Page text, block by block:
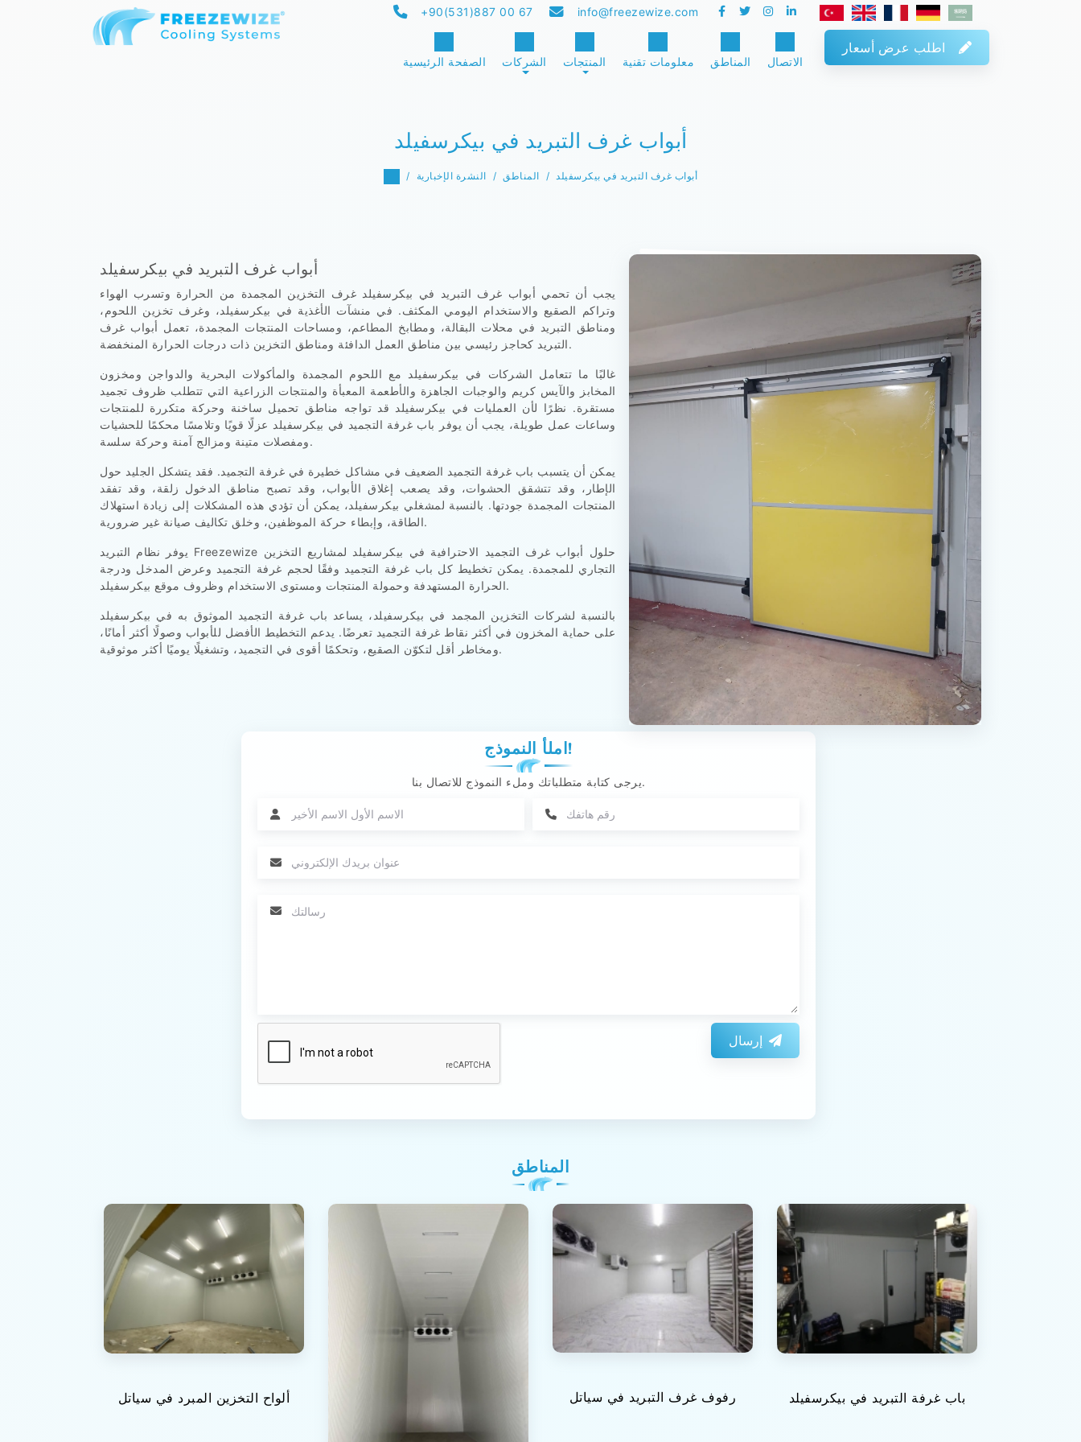
+90(531)887 00 67 info@freezewize.com
الصفحة الرئيسية الشركات المنتجات معلومات تقنية المناطق الاتصال
اطلب عرض أسعار
أبواب غرف التبريد في بيكرسفيلد
النشرة الإخبارية المناطق أبواب غرف التبريد في بيكرسفيلد
أبواب غرف التبريد في بيكرسفيلد
يجب أن تحمي أبواب غرف التبريد في بيكرسفيلد غرف التخزين المجمدة من الحرارة وتسرب الهواء
وتراكم الصقيع والاستخدام اليومي المكثف. في منشآت الأغذية في بيكرسفيلد، وغرف تخزين اللحوم،
ومناطق التبريد في محلات البقالة، ومطابخ المطاعم، ومساحات المنتجات المجمدة، تعمل أبواب غرف
التبريد كحاجز رئيسي بين مناطق العمل الدافئة ومناطق التخزين ذات درجات الحرارة المنخفضة.
غالبًا ما تتعامل الشركات في بيكرسفيلد مع اللحوم المجمدة والمأكولات البحرية والدواجن ومخزون
المخابز والآيس كريم والوجبات الجاهزة والأطعمة المعبأة والمنتجات الزراعية التي تتطلب ظروف تجميد
مستقرة. نظرًا لأن العمليات في بيكرسفيلد قد تواجه مناطق تحميل ساخنة وحركة متكررة للمنتجات
وساعات عمل طويلة، يجب أن يوفر باب غرفة التجميد في بيكرسفيلد عزلًا قويًا وتلامسًا محكمًا للحشيات
ومفصلات متينة ومزالج آمنة وحركة سلسة.
يمكن أن يتسبب باب غرفة التجميد الضعيف في مشاكل خطيرة في غرفة التجميد. فقد يتشكل الجليد حول
الإطار، وقد تتشقق الحشوات، وقد يصعب إغلاق الأبواب، وقد تصبح مناطق الدخول زلقة، وقد تفقد
المنتجات المجمدة جودتها. بالنسبة لمشغلي بيكرسفيلد، يمكن أن تؤدي هذه المشكلات إلى زيادة استهلاك
الطاقة، وإبطاء حركة الموظفين، وخلق تكاليف صيانة غير ضرورية.
يوفر نظام التبريد Freezewize حلول أبواب غرف التجميد الاحترافية في بيكرسفيلد لمشاريع التخزين
التجاري للمجمدة. يمكن تخطيط كل باب غرفة التجميد وفقًا لحجم غرفة التجميد وعرض المدخل ودرجة
الحرارة المستهدفة وحمولة المنتجات ومستوى الاستخدام وظروف موقع بيكرسفيلد.
بالنسبة لشركات التخزين المجمد في بيكرسفيلد، يساعد باب غرفة التجميد الموثوق به في بيكرسفيلد
على حماية المخزون في أكثر نقاط غرفة التجميد تعرضًا. يدعم التخطيط الأفضل للأبواب وصولًا أكثر أمانًا،
ومخاطر أقل لتكوّن الصقيع، وتحكمًا أقوى في التجميد، وتشغيلًا يوميًا أكثر موثوقية.
املأ النموذج!
يرجى كتابة متطلباتك وملء النموذج للاتصال بنا.
إرسال
المناطق
ألواح التخزين المبرد في سياتل رفوف غرف التبريد في سياتل باب غرفة التبريد في بيكرسفيلد